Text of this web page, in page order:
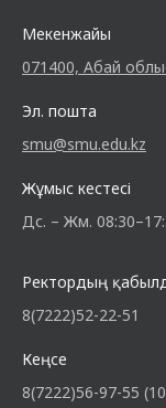
Мекенжайы
071400, Абай
Эл. пошта
smu@smu.edu.kz
Жұмыс кестесі
Дс. – Жм.
Ректордың
8(7222)52-22-51
Кеңсе
8(7222)56-97-55